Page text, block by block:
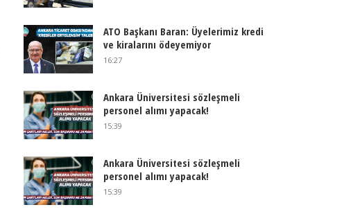
ATO Başkanı Baran: Üyelerimiz kredi
ve kiralarını ödeyemiyor
16:27
Ankara Üniversitesi sözleşmeli
personel alımı yapacak!
15:39
Ankara Üniversitesi sözleşmeli
personel alımı yapacak!
15:39